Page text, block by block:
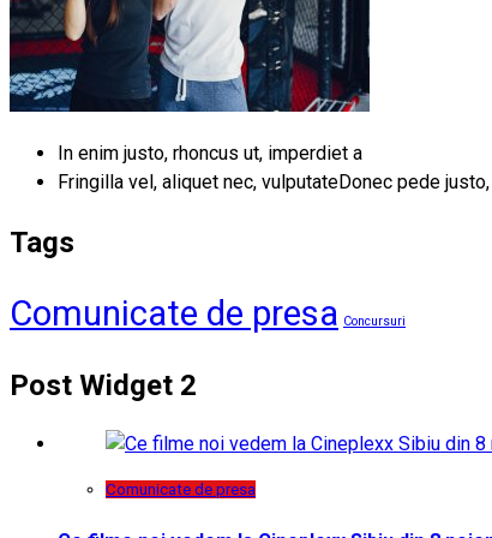
In enim justo, rhoncus ut, imperdiet a
Fringilla vel, aliquet nec, vulputateDonec pede
Tags
Comunicate de presa Concursuri
Post Widget 2
Comunicate de presa